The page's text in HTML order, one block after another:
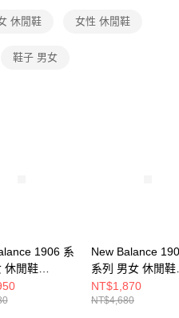
人或監護人之同意方可使用
個別帳號之用戶狀況，依本公司即
休閒鞋 女性 休閒鞋
鞋子 男女
1906 系
休閒鞋
D
New Balance
系列 男女 休閒鞋
M1906REI-D
NT$1,870
NT$4,680